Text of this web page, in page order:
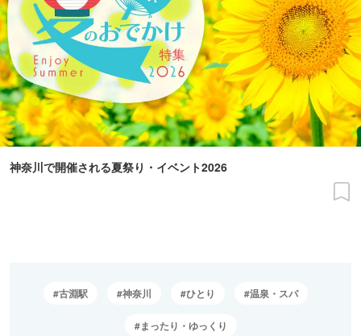
神奈川で開催される夏祭り・イベント2026
古淵駅 神奈川 ひとり 温泉・スパ
まったり・ゆっくり